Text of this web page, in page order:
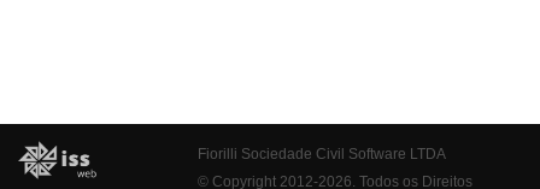
Fiorilli Sociedade Civil Software LTDA
© Copyright 2012-2026. Todos os Direitos